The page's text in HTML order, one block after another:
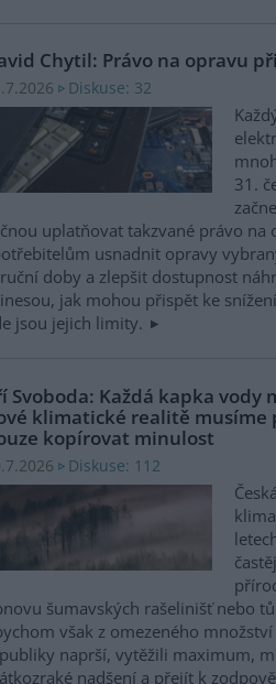
Chytil: Právo na opravu
Diskuse: 32
31.
uplatňovat takzvané právo na
usnadnit opravy
doby a zlepšit dostupnost
jak mohou přispět ke
jsou jejich limity.
Svoboda: Každá kapka vody
klimatické realitě musíme
kopírovat minulost
Diskuse: 112
šumavských rašelinišť nebo
však z omezeného
naprší, vytěžili maximum,
nadšení a přejít k